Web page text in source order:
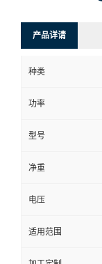
产品详请
种类
功率
型号
净重
电压
适用范围